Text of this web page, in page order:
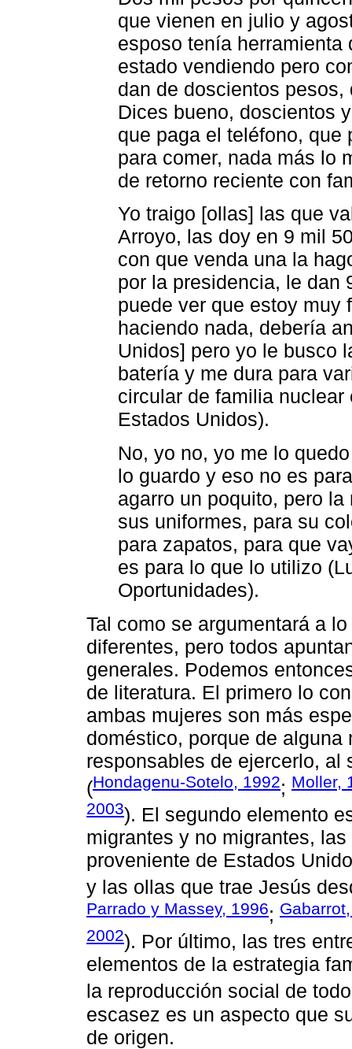
que vienen en julio y
esposo tenía
estado vendiendo pero
dan de doscientos
Dices bueno, doscientos
que paga el teléfono, que
para comer, nada más lo
de retorno reciente con
Yo traigo [ollas] las que
Arroyo, las doy en 9 mil
con que venda una la
por la presidencia, le dan
puede ver que estoy muy
haciendo nada, debería
Unidos] pero yo le busco
batería y me dura para
circular de familia
Estados Unidos).
No, yo no, yo me lo
lo guardo y eso no es
agarro un poquito, pero
sus uniformes, para su
para zapatos, para que
es para lo que lo utilizo
Oportunidades).
Tal como se argumentará a
diferentes, pero todos
generales. Podemos
de literatura. El primero lo
ambas mujeres son más
doméstico, porque de
responsables de ejercerlo, al
(Hondagenu-Sotelo, 1992; Moller,
2003). El segundo elemento
migrantes y no migrantes,
proveniente de Estados
y las ollas que trae Jesús
Parrado y Massey, 1996;
2002). Por último, las tres
elementos de la estrategia
la reproducción social de
escasez es un aspecto que
de origen.